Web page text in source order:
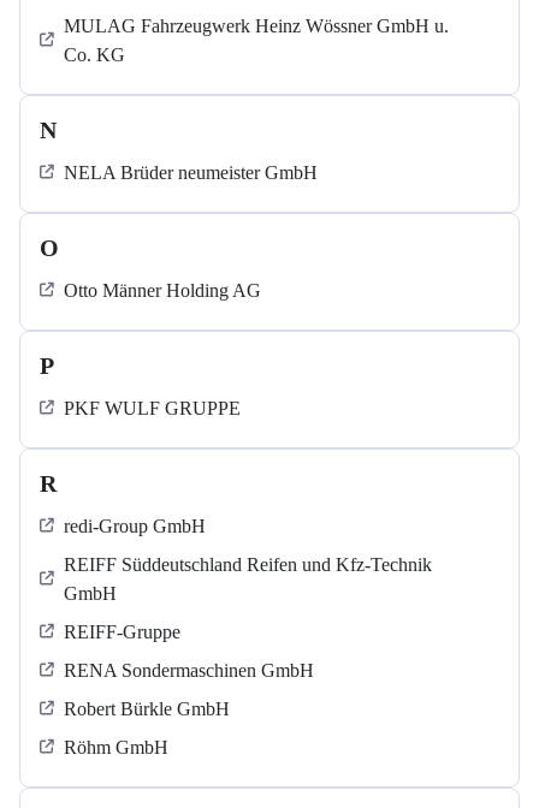
MULAG Fahrzeugwerk Heinz Wössner GmbH u.
Co. KG
N
NELA Brüder neumeister GmbH
O
Otto Männer Holding AG
P
PKF WULF GRUPPE
R
redi-Group GmbH
REIFF Süddeutschland Reifen und Kfz-Technik
GmbH
REIFF-Gruppe
RENA Sondermaschinen GmbH
Robert Bürkle GmbH
Röhm GmbH